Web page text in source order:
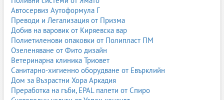
Автосервиз Аутоформула Г
Преводи и Легализация от Призма
Добив на варовик от Киряевска вар
Полиетиленови опаковки от Полипласт ПМ
Озеленяване от Фито дизайн
Ветеринарна клиника Триовет
Санитарно-хигиенно оборудване от Евърклийн
Дом за Възрастни Хора Аркадия
Преработка на гъби, EPAL палети от Спиро